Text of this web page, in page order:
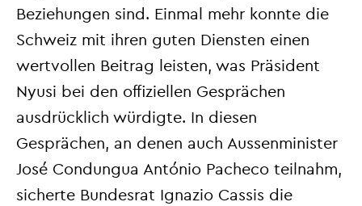
Beziehungen sind. Einmal mehr konnte die
Schweiz mit ihren guten Diensten einen
wertvollen Beitrag leisten, was Präsident
Nyusi bei den offiziellen Gesprächen
ausdrücklich würdigte. In diesen
Gesprächen, an denen auch Aussenminister
José Condungua António Pacheco teilnahm,
sicherte Bundesrat Ignazio Cassis die